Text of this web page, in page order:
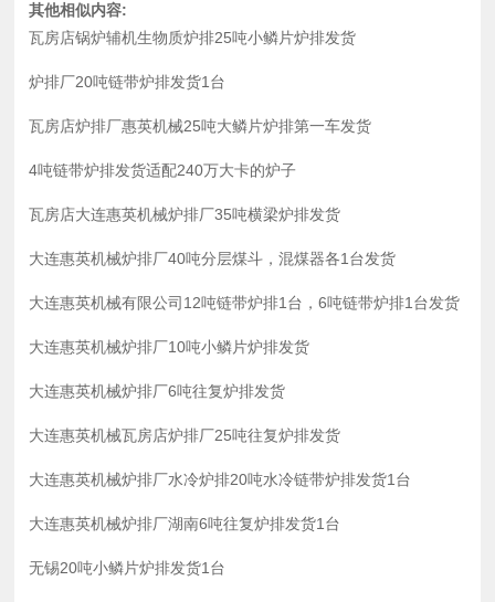
其他相似内容:
瓦房店锅炉辅机生物质炉排25吨小鳞片炉排发货
炉排厂20吨链带炉排发货1台
瓦房店炉排厂惠英机械25吨大鳞片炉排第一车发货
4吨链带炉排发货适配240万大卡的炉子
瓦房店大连惠英机械炉排厂35吨横梁炉排发货
大连惠英机械炉排厂40吨分层煤斗，混煤器各1台发货
大连惠英机械有限公司12吨链带炉排1台，6吨链带炉排1台发货
大连惠英机械炉排厂10吨小鳞片炉排发货
大连惠英机械炉排厂6吨往复炉排发货
大连惠英机械瓦房店炉排厂25吨往复炉排发货
大连惠英机械炉排厂水冷炉排20吨水冷链带炉排发货1台
大连惠英机械炉排厂湖南6吨往复炉排发货1台
无锡20吨小鳞片炉排发货1台